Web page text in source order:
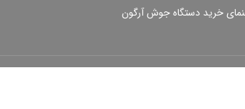
خرید دستگاه جوش آرگون